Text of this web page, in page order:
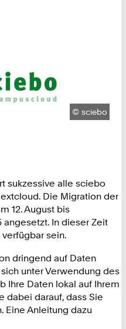
©sciebo
sukzessive alle sciebo
Die Migration der
12. August bis
angesetzt. In dieser Zeit
sein.
dringend auf Daten
unter Verwendung des
Ihre Daten lokal auf Ihrem
dabei darauf, dass Sie
Eine Anleitung dazu